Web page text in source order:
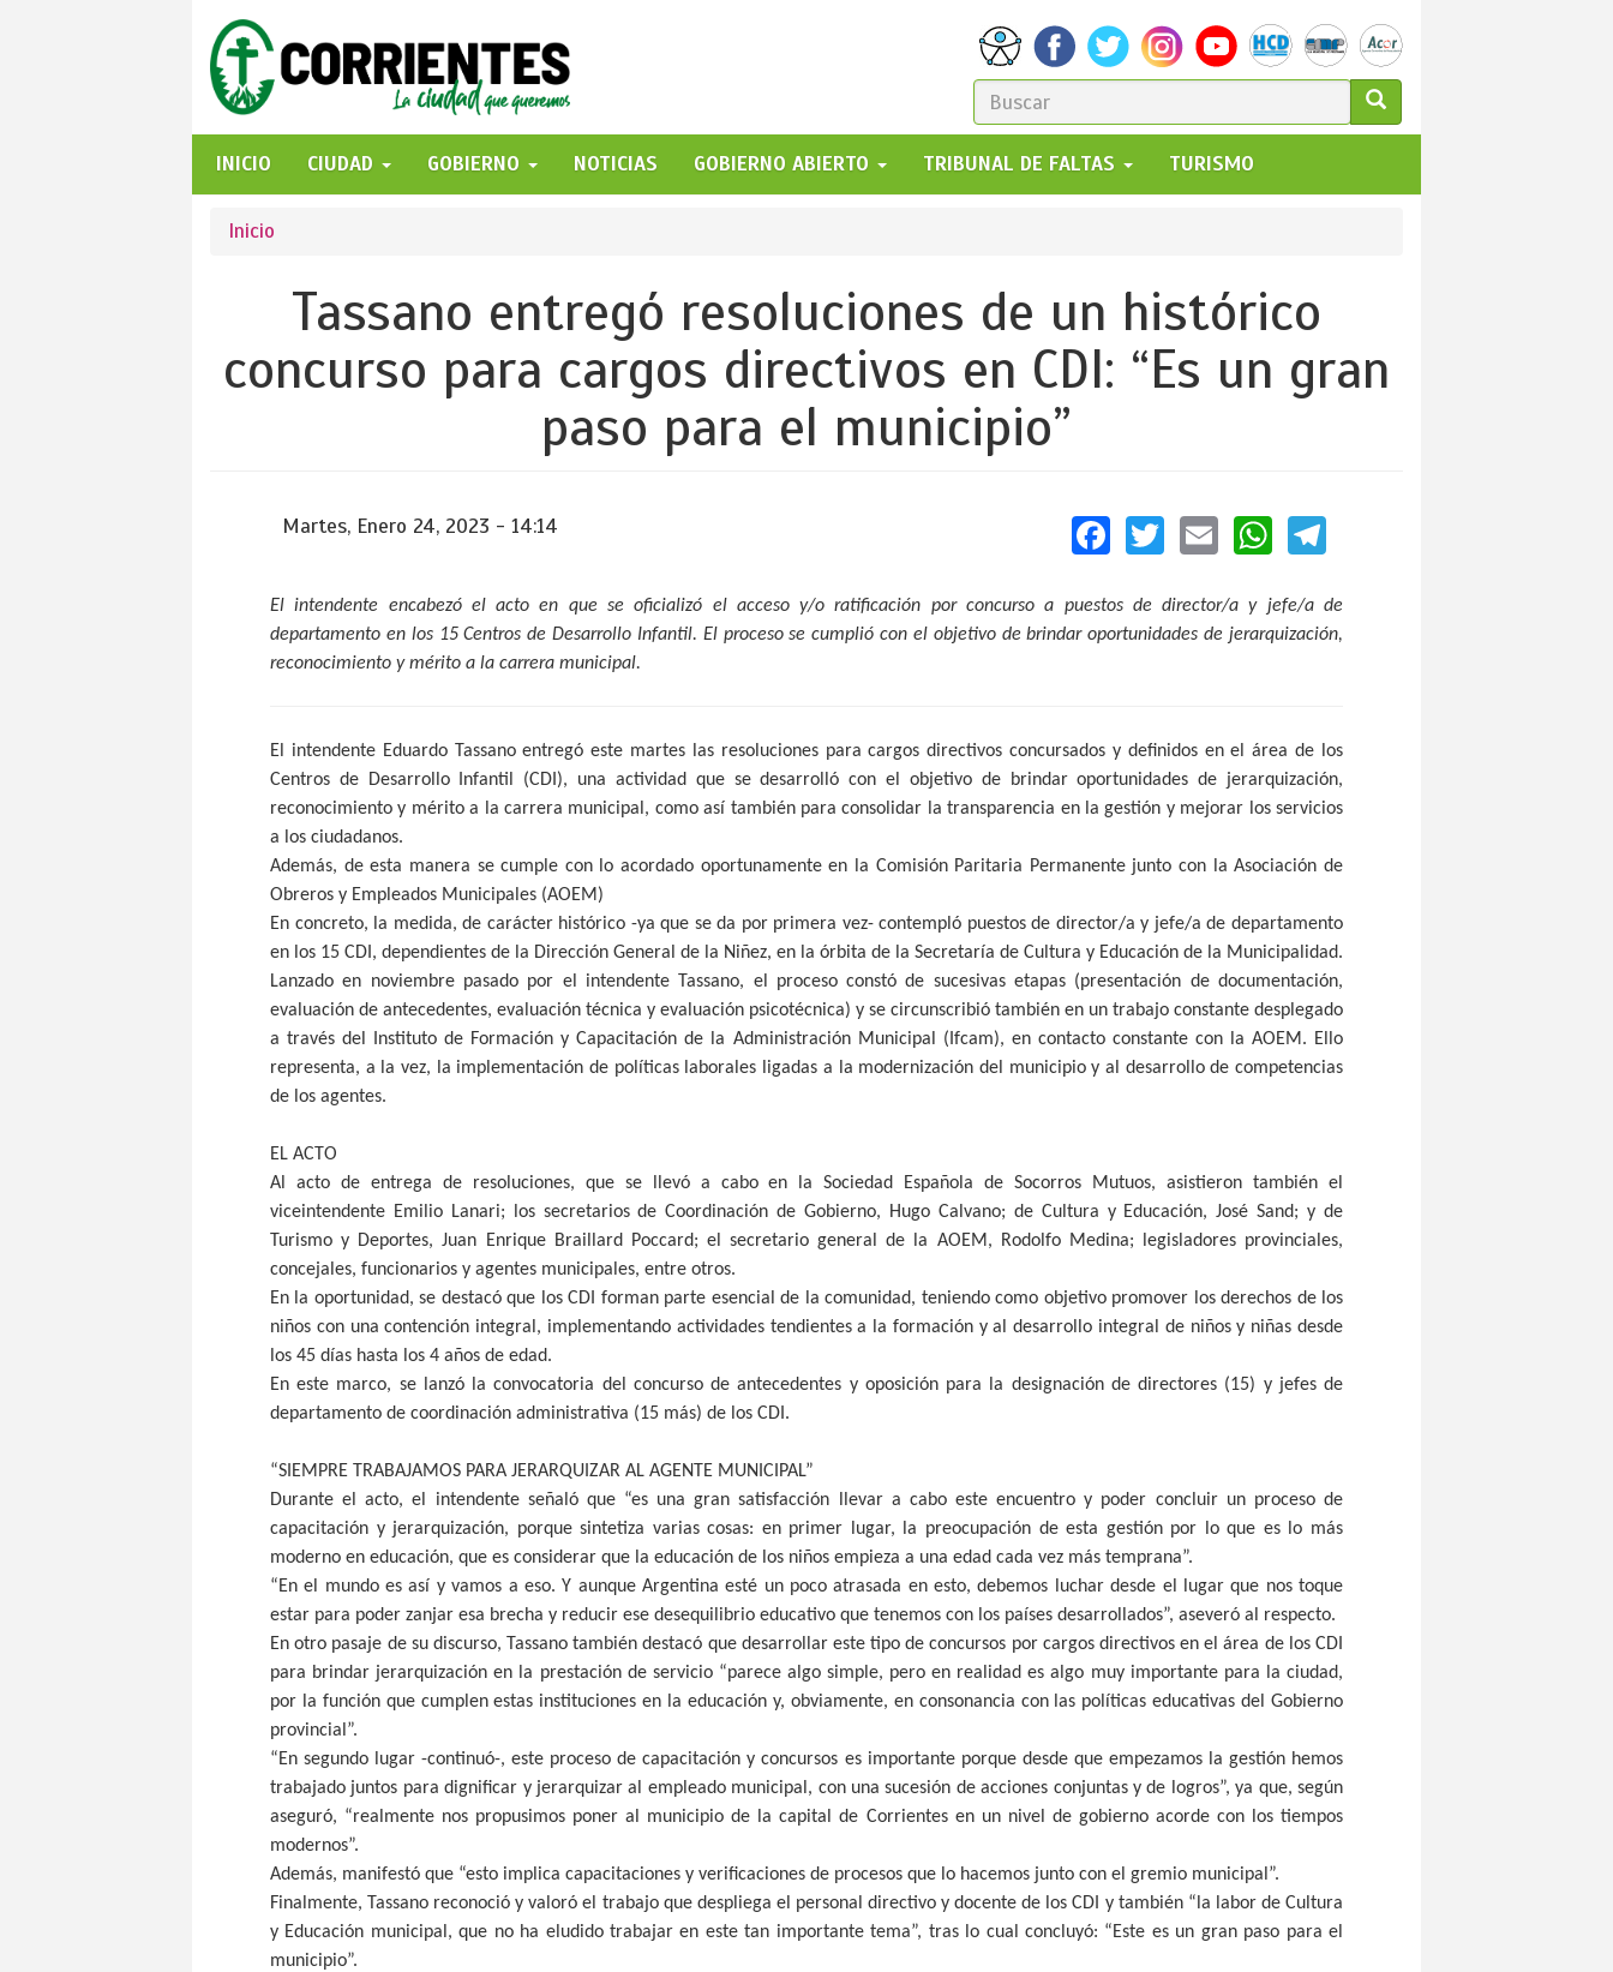
FORMULARIO
DE
BÚSQUEDA
GO!
INICIO
CIUDAD GOBIERNO NOTICIAS GOBIERNO ABIERTO TRIBUNAL DE FALTAS TURISMO
Se
encuentra
usted
aquí
Inicio
Tassano entregó resoluciones de un histórico
concurso para cargos directivos en CDI: “Es un gran
paso para el municipio”
Martes, Enero 24, 2023 - 14:14 Facebook
Twitter
EmailWhatsApp
Telegram
El intendente encabezó el acto en que se oficializó el acceso y/o ratificación por concurso a puestos de director/a y jefe/a de
departamento en los 15 Centros de Desarrollo Infantil. El proceso se cumplió con el objetivo de brindar oportunidades de jerarquización,
reconocimiento y mérito a la carrera municipal.
El intendente Eduardo Tassano entregó este martes las resoluciones para cargos directivos concursados y definidos en el área de los
Centros de Desarrollo Infantil (CDI), una actividad que se desarrolló con el objetivo de brindar oportunidades de jerarquización,
reconocimiento y mérito a la carrera municipal, como así también para consolidar la transparencia en la gestión y mejorar los servicios
a los ciudadanos.
Además, de esta manera se cumple con lo acordado oportunamente en la Comisión Paritaria Permanente junto con la Asociación de
Obreros y Empleados Municipales (AOEM)
En concreto, la medida, de carácter histórico -ya que se da por primera vez- contempló puestos de director/a y jefe/a de departamento
en los 15 CDI, dependientes de la Dirección General de la Niñez, en la órbita de la Secretaría de Cultura y Educación de la Municipalidad.
Lanzado en noviembre pasado por el intendente Tassano, el proceso constó de sucesivas etapas (presentación de documentación,
evaluación de antecedentes, evaluación técnica y evaluación psicotécnica) y se circunscribió también en un trabajo constante desplegado
a través del Instituto de Formación y Capacitación de la Administración Municipal (Ifcam), en contacto constante con la AOEM. Ello
representa, a la vez, la implementación de políticas laborales ligadas a la modernización del municipio y al desarrollo de competencias
de los agentes.
EL ACTO
Al acto de entrega de resoluciones, que se llevó a cabo en la Sociedad Española de Socorros Mutuos, asistieron también el
viceintendente Emilio Lanari; los secretarios de Coordinación de Gobierno, Hugo Calvano; de Cultura y Educación, José Sand; y de
Turismo y Deportes, Juan Enrique Braillard Poccard; el secretario general de la AOEM, Rodolfo Medina; legisladores provinciales,
concejales, funcionarios y agentes municipales, entre otros.
En la oportunidad, se destacó que los CDI forman parte esencial de la comunidad, teniendo como objetivo promover los derechos de los
niños con una contención integral, implementando actividades tendientes a la formación y al desarrollo integral de niños y niñas desde
los 45 días hasta los 4 años de edad.
En este marco, se lanzó la convocatoria del concurso de antecedentes y oposición para la designación de directores (15) y jefes de
departamento de coordinación administrativa (15 más) de los CDI.
“SIEMPRE TRABAJAMOS PARA JERARQUIZAR AL AGENTE MUNICIPAL”
Durante el acto, el intendente señaló que “es una gran satisfacción llevar a cabo este encuentro y poder concluir un proceso de
capacitación y jerarquización, porque sintetiza varias cosas: en primer lugar, la preocupación de esta gestión por lo que es lo más
moderno en educación, que es considerar que la educación de los niños empieza a una edad cada vez más temprana”.
“En el mundo es así y vamos a eso. Y aunque Argentina esté un poco atrasada en esto, debemos luchar desde el lugar que nos toque
estar para poder zanjar esa brecha y reducir ese desequilibrio educativo que tenemos con los países desarrollados”, aseveró al respecto.
En otro pasaje de su discurso, Tassano también destacó que desarrollar este tipo de concursos por cargos directivos en el área de los CDI
para brindar jerarquización en la prestación de servicio “parece algo simple, pero en realidad es algo muy importante para la ciudad,
por la función que cumplen estas instituciones en la educación y, obviamente, en consonancia con las políticas educativas del Gobierno
provincial”.
“En segundo lugar -continuó-, este proceso de capacitación y concursos es importante porque desde que empezamos la gestión hemos
trabajado juntos para dignificar y jerarquizar al empleado municipal, con una sucesión de acciones conjuntas y de logros”, ya que, según
aseguró, “realmente nos propusimos poner al municipio de la capital de Corrientes en un nivel de gobierno acorde con los tiempos
modernos”.
Además, manifestó que “esto implica capacitaciones y verificaciones de procesos que lo hacemos junto con el gremio municipal”.
Finalmente, Tassano reconoció y valoró el trabajo que despliega el personal directivo y docente de los CDI y también “la labor de Cultura
y Educación municipal, que no ha eludido trabajar en este tan importante tema”, tras lo cual concluyó: “Este es un gran paso para el
municipio”.